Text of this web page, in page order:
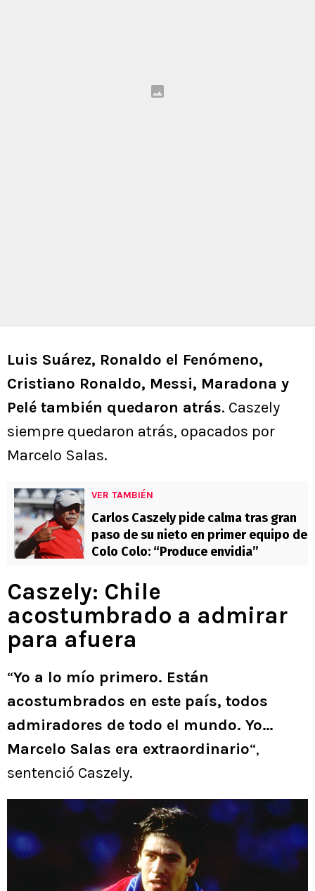
Luis Suárez, Ronaldo el Fenómeno,
Cristiano Ronaldo, Messi, Maradona y
Pelé también quedaron atrás. Caszely
siempre quedaron atrás, opacados por
Marcelo Salas.
VER TAMBIÉN
Carlos Caszely pide calma tras gran
paso de su nieto en primer equipo de
Colo Colo: “Produce envidia”
Caszely: Chile
acostumbrado a admirar
para afuera
“Yo a lo mío primero. Están
acostumbrados en este país, todos
admiradores de todo el mundo. Yo…
Marcelo Salas era extraordinario“,
sentenció Caszely.